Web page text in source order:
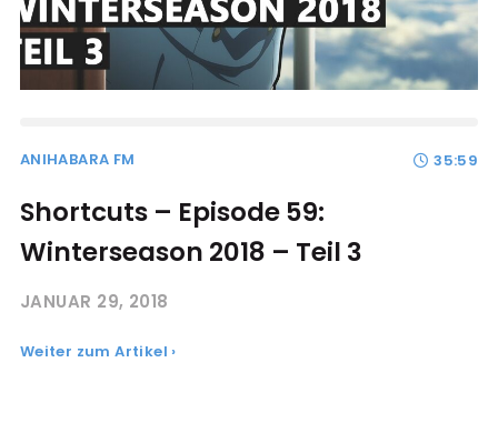
ANIHABARA FM 35:59
Shortcuts – Episode 59:
Winterseason 2018 – Teil 3
JANUAR 29, 2018
Weiter zum Artikel ›